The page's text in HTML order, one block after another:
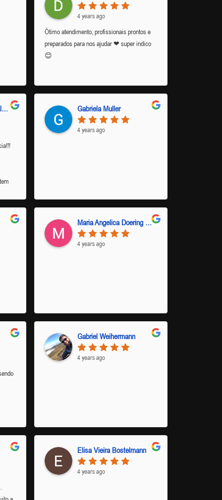
4 years ago
Ótimo atendimento, profissionais prontos e
preparados para nos ajudar ❤ super indico
😊
Leila Salmoria Dos Salmoria Dos Santos Marcon Gabriela Muller
4 years ago
Maria Angelica Doering de Oliveira
4 years ago
Gabriel Weihermann
4 years ago
Elisa Vieira Bostelmann
4 years ago